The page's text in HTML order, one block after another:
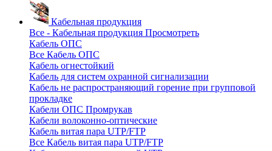
Кабельная продукция
Все - Кабельная продукция Просмотреть
Кабель ОПС
Все Кабель ОПС
Кабель огнестойкий
Кабель для систем охранной сигнализации
Кабель не распространяющий горение при групповой
прокладке
Кабели ОПС Промрукав
Кабели волоконно-оптические
Кабель витая пара UTP/FTP
Все Кабель витая пара UTP/FTP